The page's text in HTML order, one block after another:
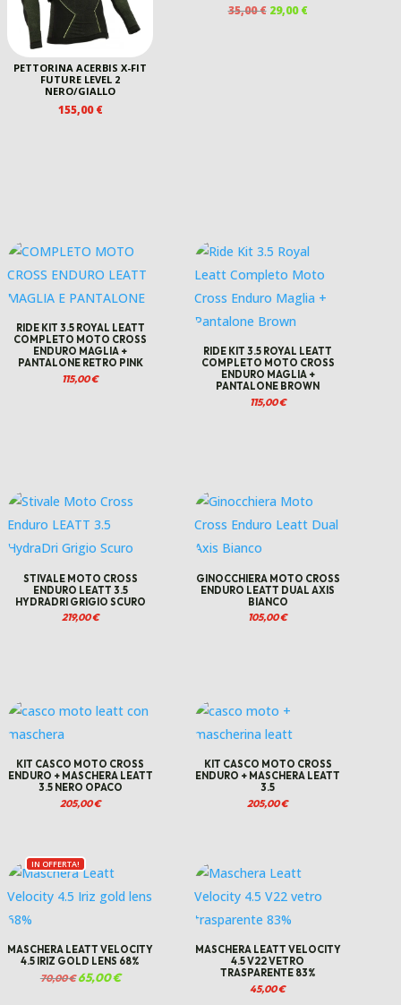
PETTORINA ACERBIS X-FIT
FUTURE LEVEL 2
NERO/GIALLO
155,00€
35,00€ IL
29,00€IL
RIDE KIT 3.5 ROYAL LEATT
COMPLETO MOTO CROSS
ENDURO MAGLIA +
PANTALONE RETRO PINK
115,00€
RIDE KIT 3.5 ROYAL LEATT
COMPLETO MOTO CROSS
ENDURO MAGLIA +
PANTALONE BROWN
115,00€
STIVALE MOTO CROSS
ENDURO LEATT 3.5
HYDRADRI GRIGIO SCURO
219,00€
GINOCCHIERA MOTO CROSS
ENDURO LEATT DUAL AXIS
BIANCO
105,00€
KIT CASCO MOTO CROSS
ENDURO + MASCHERA LEATT
3.5 NERO OPACO
205,00€
KIT CASCO MOTO CROSS
ENDURO + MASCHERA LEATT
3.5
205,00€
IN OFFERTA!
MASCHERA LEATT VELOCITY
4.5 IRIZ GOLD LENS 68%
70,00€Il
prezzo
65,00€Il
prezzo
MASCHERA LEATT VELOCITY
4.5 V22 VETRO
TRASPARENTE 83%
45,00€